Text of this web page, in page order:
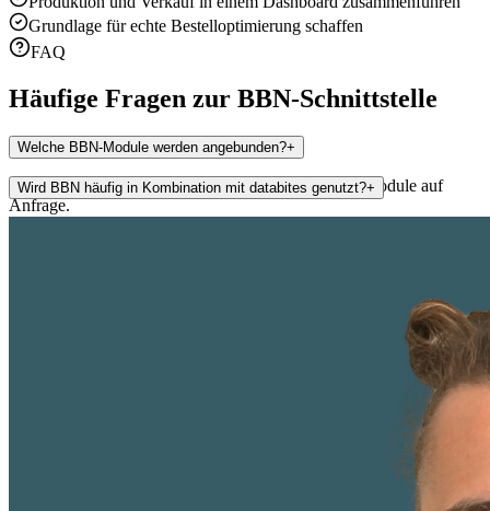
Grundlage für echte Bestelloptimierung schaffen
FAQ
Häufige Fragen zur BBN-Schnittstelle
Welche BBN-Module werden angebunden?+
Primär Warenwirtschaft und Bestellwesen. Weitere Module auf
Anfrage.
Wird BBN häufig in Kombination mit databites genutzt?+